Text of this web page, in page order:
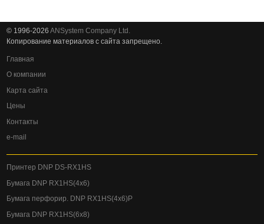
© 1996-2026ANSystem Company Ltd.
Копирование материалов с сайта запрещено.
Главная
О компании
Карта сайта
Цены
Контакты
e-mail
Принтер DNP DS-RX1HS
Бумага DNP RX1HS(4x6)
Бумага перфорир. DNP RX1HS(4x6)P
Бумага DNP RX1HS(6x8)